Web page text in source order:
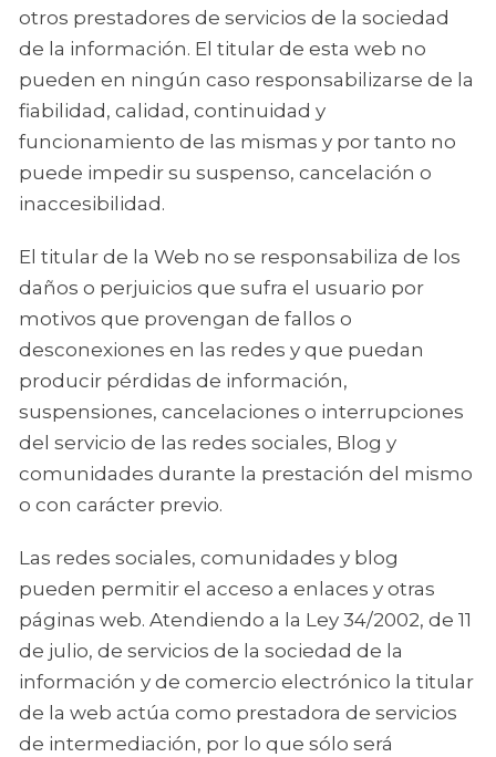
otros prestadores de servicios de la sociedad
de la información. El titular de esta web no
pueden en ningún caso responsabilizarse de la
fiabilidad, calidad, continuidad y
funcionamiento de las mismas y por tanto no
puede impedir su suspenso, cancelación o
inaccesibilidad.
El titular de la Web no se responsabiliza de los
daños o perjuicios que sufra el usuario por
motivos que provengan de fallos o
desconexiones en las redes y que puedan
producir pérdidas de información,
suspensiones, cancelaciones o interrupciones
del servicio de las redes sociales, Blog y
comunidades durante la prestación del mismo
o con carácter previo.
Las redes sociales, comunidades y blog
pueden permitir el acceso a enlaces y otras
páginas web. Atendiendo a la Ley 34/2002, de 11
de julio, de servicios de la sociedad de la
información y de comercio electrónico la titular
de la web actúa como prestadora de servicios
de intermediación, por lo que sólo será